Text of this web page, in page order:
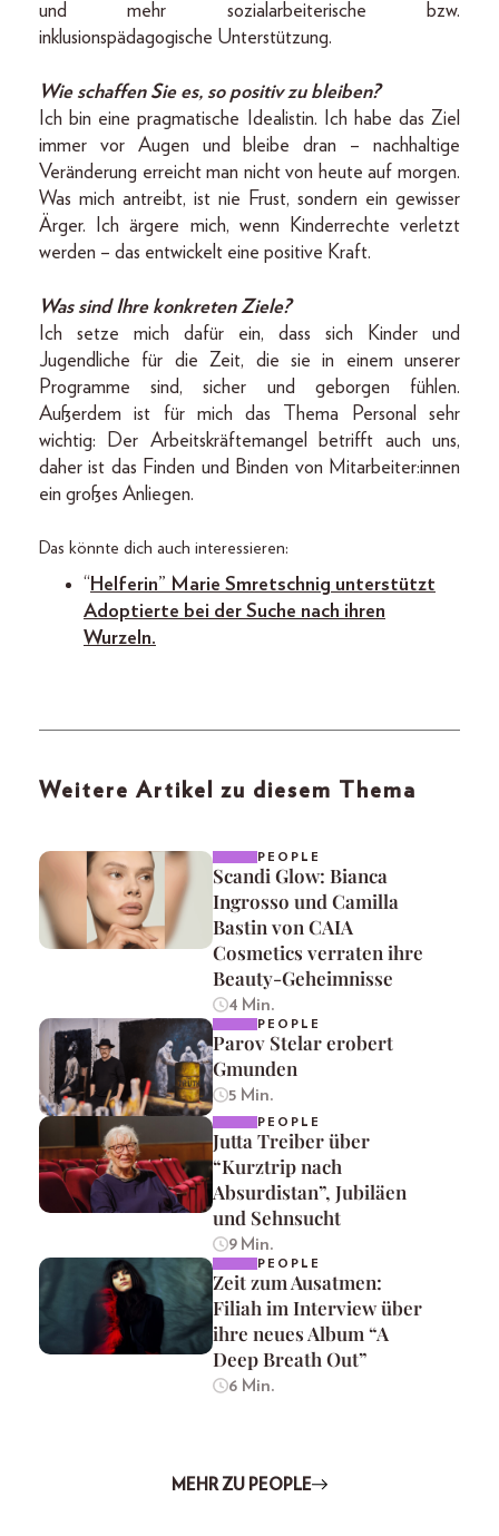
und mehr sozial­arbeiterische bzw.
inklusionspädagogische Unterstützung.
Wie schaffen Sie es, so positiv zu bleiben?
Ich bin eine pragmatische Idealistin. Ich habe das Ziel
immer vor Augen und bleibe dran – nachhaltige
Veränderung erreicht man nicht von heute auf morgen.
Was mich antreibt, ist nie Frust, sondern ein gewisser
Ärger. Ich ärgere mich, wenn Kinderrechte verletzt
werden – das entwickelt eine positive Kraft.
Was sind Ihre konkreten Ziele?
Ich setze mich dafür ein, dass sich Kinder und
Jugendliche für die Zeit, die sie in einem unserer
Programme sind, sicher und geborgen fühlen.
Außerdem ist für mich das Thema Personal sehr
wichtig: Der Arbeitskräftemangel betrifft auch uns,
daher ist das Finden und Binden von Mitarbeiter:innen
ein großes Anliegen.
Das könnte dich auch interessieren:
“ Helferin” Marie Smretschnig unterstützt
Adoptierte bei der Suche nach ihren
Wurzeln.
Weitere Artikel zu diesem Thema
PEOPLE
Scandi Glow: Bianca
Ingrosso und Camilla
Bastin von CAIA
Cosmetics verraten ihre
Beauty-Geheimnisse
4 Min.
PEOPLE
Parov Stelar erobert
Gmunden
5 Min.
PEOPLE
Jutta Treiber über
“Kurztrip nach
Absurdistan”, Jubiläen
und Sehnsucht
9 Min.
PEOPLE
Zeit zum Ausatmen:
Filiah im Interview über
ihre neues Album “A
Deep Breath Out”
6 Min.
MEHR ZU PEOPLE